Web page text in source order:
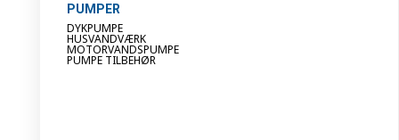
PUMPER
DYKPUMPE
HUSVANDVÆRK
MOTORVANDSPUMPE
PUMPE TILBEHØR